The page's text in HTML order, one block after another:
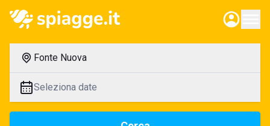
Fonte Nuova
Seleziona date